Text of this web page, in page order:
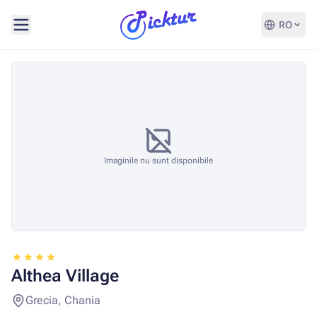
RO
Imaginile nu sunt disponibile
Althea Village
Grecia, Chania